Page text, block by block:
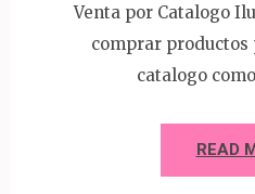
Venta por Catalogo
comprar
catalogo
READ